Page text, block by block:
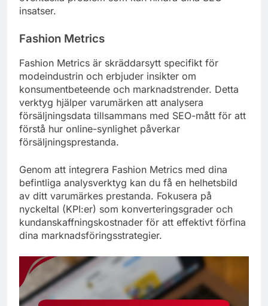
insatser.
Fashion Metrics
Fashion Metrics är skräddarsytt specifikt för
modeindustrin och erbjuder insikter om
konsumentbeteende och marknadstrender. Detta
verktyg hjälper varumärken att analysera
försäljningsdata tillsammans med SEO-mått för att
förstå hur online-synlighet påverkar
försäljningsprestanda.
Genom att integrera Fashion Metrics med dina
befintliga analysverktyg kan du få en helhetsbild
av ditt varumärkes prestanda. Fokusera på
nyckeltal (KPI:er) som konverteringsgrader och
kundanskaffningskostnader för att effektivt förfina
dina marknadsföringsstrategier.